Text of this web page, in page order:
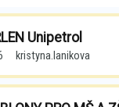
Unipetrol
kristyna.lanikova